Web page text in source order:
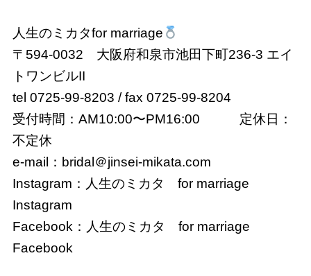
人生のミカタfor marriage
〒594-0032 大阪府和泉市池田下町236-3 エイ
トワンビルII
tel 0725-99-8203 / fax 0725-99-8204
受付時間：AM10:00〜PM16:00 定休日：
不定休
e-mail：bridal＠jinsei-mikata.com
Instagram： 人生のミカタ for marriage
Instagram
Facebook： 人生のミカタ for marriage
Facebook